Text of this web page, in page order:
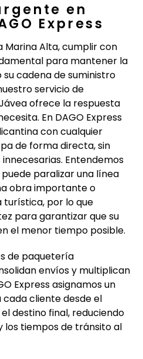
en
Express
Marina Alta, cumplir con
para mantener la
cadena de suministro
servicio de
ofrece la respuesta
En DAGO Express
con cualquier
de forma directa, sin
Entendemos
paralizar una línea
obra importante o
por lo que
para garantizar que su
el menor tiempo posible.
de paquetería
envíos y multiplican
Express asignamos un
cliente desde el
destino final, reduciendo
los tiempos de tránsito al